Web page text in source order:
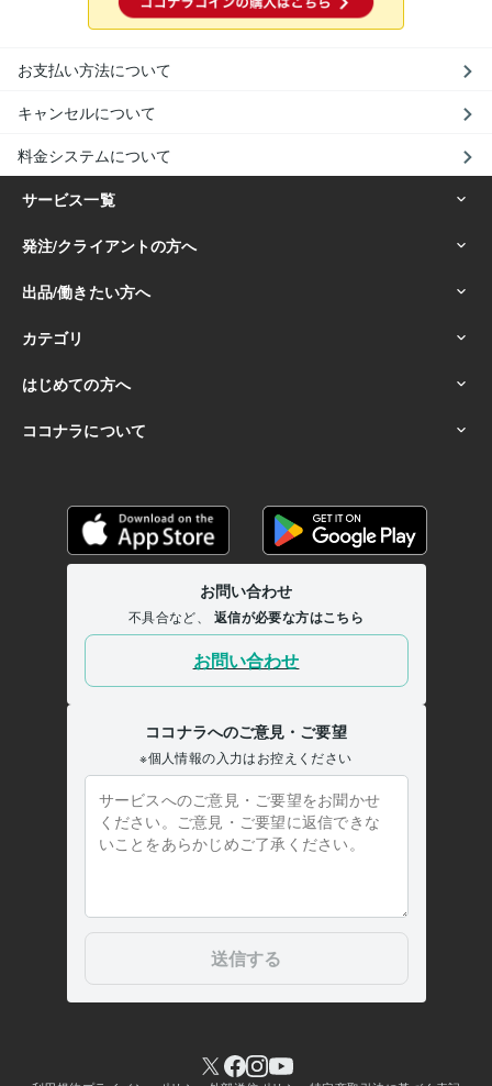
お支払い方法について
キャンセルについて
料金システムについて